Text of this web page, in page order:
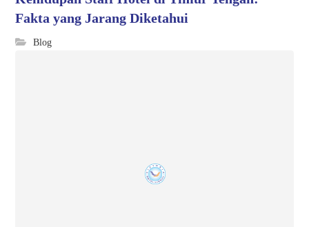
Fakta yang Jarang Diketahui
Blog